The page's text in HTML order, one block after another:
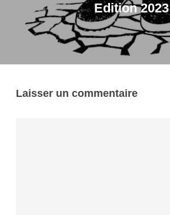
Edition 2023
Laisser un commentaire